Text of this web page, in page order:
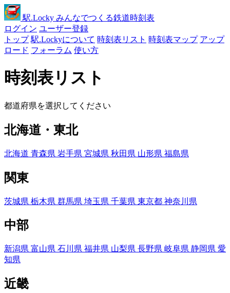
駅.Locky みんなでつくる鉄道時刻表
ログイン ユーザー登録
トップ 駅.Lockyについて 時刻表リスト 時刻表マップ アップ
ロード フォーラム 使い方
時刻表リスト
都道府県を選択してください
北海道・東北
北海道 青森県 岩手県 宮城県 秋田県 山形県 福島県
関東
茨城県 栃木県 群馬県 埼玉県 千葉県 東京都 神奈川県
中部
新潟県 富山県 石川県 福井県 山梨県 長野県 岐阜県 静岡県 愛
知県
近畿